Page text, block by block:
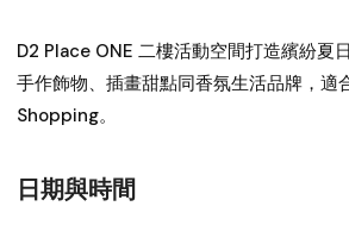
D2 Place ONE 二樓活動空間打造繽紛夏
手作飾物、插畫甜點同香氛生活品牌，適
Shopping。
日期與時間